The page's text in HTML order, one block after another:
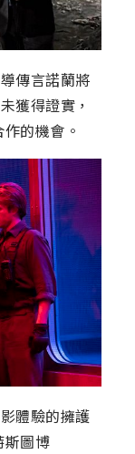
傳言諾蘭將
獲得證實，
的機會。
體驗的擁護
圖博